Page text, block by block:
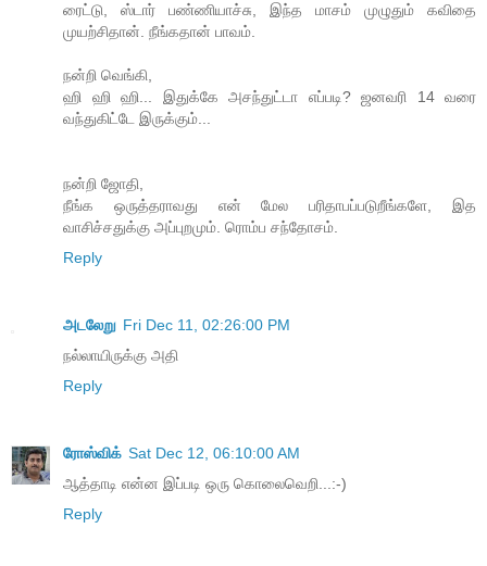
ரைட்டு, ஸ்டார் பண்ணியாச்சு, இந்த மாசம் முழுதும் கவிதை
முயற்சிதான். நீங்கதான் பாவம்.
நன்றி வெங்கி,
ஹி ஹி ஹி... இதுக்கே அசந்துட்டா எப்படி? ஜனவரி 14 வரை
வந்துகிட்டே இருக்கும்...
நன்றி ஜோதி,
நீங்க ஒருத்தராவது என் மேல பரிதாபப்படுறீங்களே, இத
வாசிச்சதுக்கு அப்புறமும். ரொம்ப சந்தோசம்.
Reply
அடலேறு Fri Dec 11, 02:26:00 PM
நல்லாயிருக்கு அதி
Reply
ரோஸ்விக் Sat Dec 12, 06:10:00 AM
ஆத்தாடி என்ன இப்படி ஒரு கொலைவெறி...:-)
Reply